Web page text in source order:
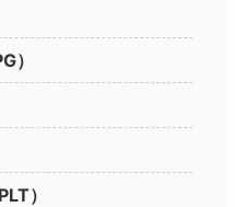
）
）